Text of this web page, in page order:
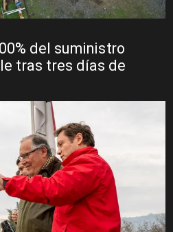
del suministro
tras tres días de